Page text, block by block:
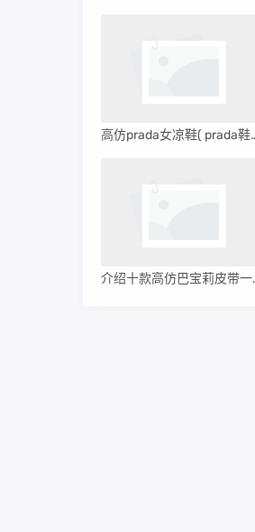
高仿prada女凉
介绍十款高